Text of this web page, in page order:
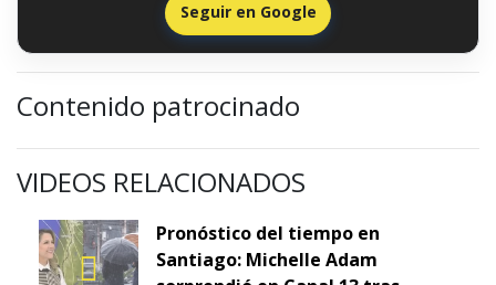
Seguir en Google
Contenido patrocinado
VIDEOS RELACIONADOS
Pronóstico del tiempo en
Santiago: Michelle Adam